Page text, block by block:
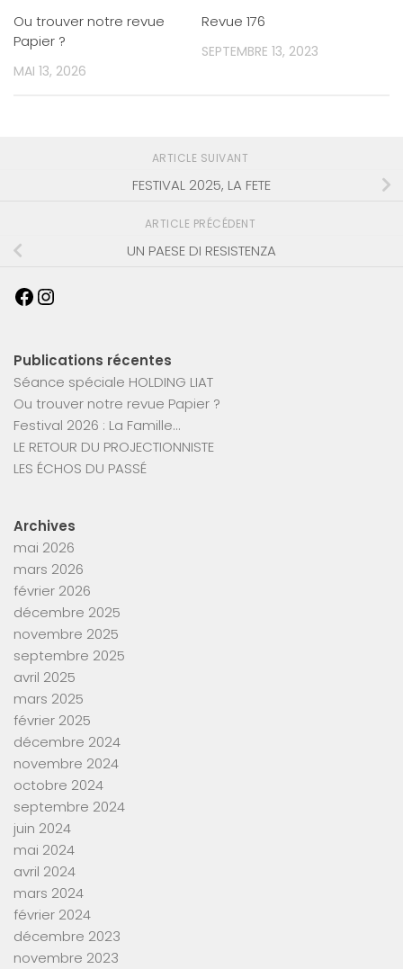
Ou trouver notre revue
Papier ?
MAI 13, 2026
Revue 176
SEPTEMBRE 13, 2023
ARTICLE SUIVANT
FESTIVAL 2025, LA FETE
ARTICLE PRÉCÉDENT
UN PAESE DI RESISTENZA
Publications récentes
Séance spéciale HOLDING LIAT
Ou trouver notre revue Papier ?
Festival 2026 : La Famille…
LE RETOUR DU PROJECTIONNISTE
LES ÉCHOS DU PASSÉ
Archives
mai 2026
mars 2026
février 2026
décembre 2025
novembre 2025
septembre 2025
avril 2025
mars 2025
février 2025
décembre 2024
novembre 2024
octobre 2024
septembre 2024
juin 2024
mai 2024
avril 2024
mars 2024
février 2024
décembre 2023
novembre 2023